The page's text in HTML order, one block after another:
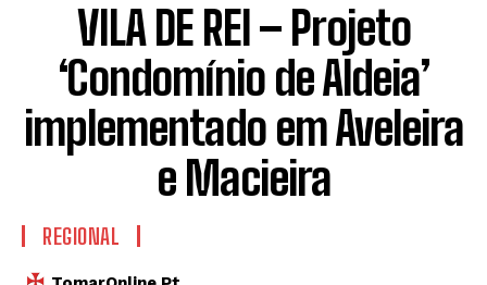
VILA DE REI – Projeto
‘Condomínio de Aldeia’
implementado em Aveleira
e Macieira
REGIONAL